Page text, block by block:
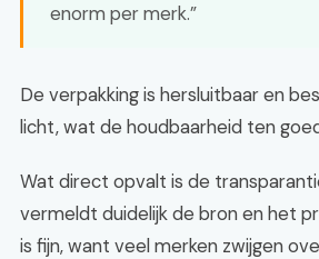
enorm per merk.”
De verpakking is hersluitbaar en
licht, wat de houdbaarheid ten
Wat direct opvalt is de
vermeldt duidelijk de bron en het
is fijn, want veel merken zwijgen